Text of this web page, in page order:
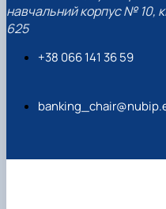
навчальний корпус № 10,
625
+38 066 141 36 59